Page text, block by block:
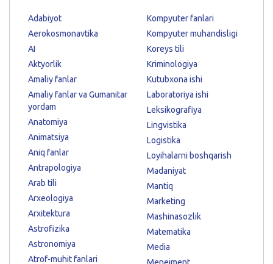
Adabiyot
Aerokosmonavtika
AI
Aktyorlik
Amaliy fanlar
Amaliy fanlar va Gumanitar
yordam
Anatomiya
Animatsiya
Aniq fanlar
Antrapologiya
Arab tili
Arxeologiya
Arxitektura
Astrofizika
Astronomiya
Atrof-muhit fanlari
Kompyuter fanlari
Kompyuter muhandisligi
Koreys tili
Kriminologiya
Kutubxona ishi
Laboratoriya ishi
Leksikografiya
Lingvistika
Logistika
Loyihalarni boshqarish
Madaniyat
Mantiq
Marketing
Mashinasozlik
Matematika
Media